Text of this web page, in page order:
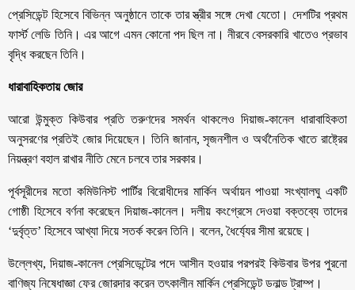
প্রেসিডেন্ট হিসেবে বিভিন্ন অনুষ্ঠানে তাকে তার স্ত্রীর সঙ্গে দেখা যেতো। দেশটির প্রথম
ফার্স্ট লেডি তিনি। এর আগে এমন কোনো পদ ছিল না। নীরবে বেসরকারি খাতেও প্রভাব
বৃদ্ধি করছেন তিনি।
ধারাবাহিকতায় জোর
আরো উন্মুক্ত কিউবার প্রতি তরুণদের সমর্থন থাকলেও দিয়াজ-কানেল ধারাবাহিকতা
অনুসরণের প্রতিই জোর দিয়েছেন। তিনি জানান, সৃজনশীল ও অর্থনৈতিক খাতে রাষ্ট্রের
নিয়ন্ত্রণ বহাল রাখার নীতি মেনে চলবে তার সরকার।
পূর্বসূরীদের মতো কমিউনিস্ট পার্টির বিরোধীদের মার্কিন অর্থায়ন পাওয়া সংখ্যালঘু একটি
গোষ্ঠী হিসেবে বর্ণনা করেছেন দিয়াজ-কানেল। দলীয় কংগ্রেসে দেওয়া বক্তব্যে তাদের
‘দুর্বৃত্ত’ হিসেবে আখ্যা দিয়ে সতর্ক করেন তিনি। বলেন, ধৈর্য্যের সীমা রয়েছে।
উল্লেখ্য, দিয়াজ-কানেল প্রেসিডেন্টের পদে আসীন হওয়ার পরপরই কিউবার উপর পুরনো
বাণিজ্য নিষেধাজ্ঞা ফের জোরদার করেন তৎকালীন মার্কিন প্রেসিডেন্ট ডনাল্ড ট্রাম্প।